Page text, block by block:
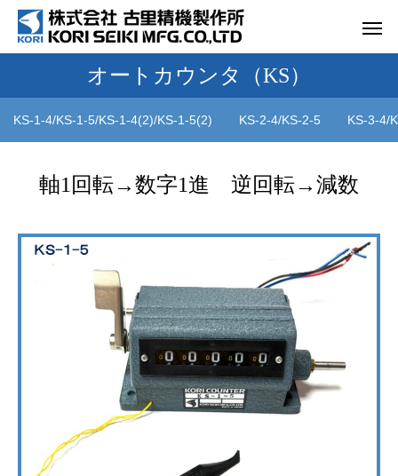
オートカウンタ（KS）
KS-1-4/KS-1-5/KS-1-4(2)/KS-1-5(2) KS-2-4/KS-2-5 KS-3-4/
軸1回転→数字1進 逆回転→減数